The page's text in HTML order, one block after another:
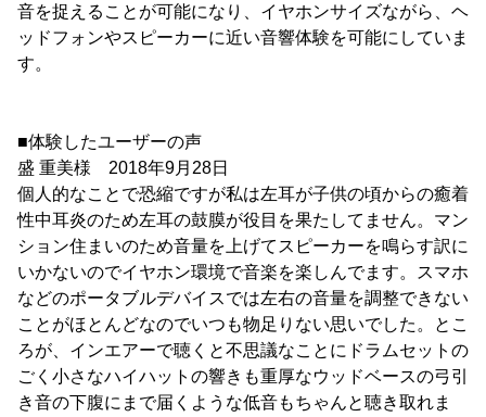
音を捉えることが可能になり、イヤホンサイズながら、ヘ
ッドフォンやスピーカーに近い音響体験を可能にしていま
す。
■体験したユーザーの声
盛 重美様 2018年9月28日
個人的なことで恐縮ですが私は左耳が子供の頃からの癒着
性中耳炎のため左耳の鼓膜が役目を果たしてません。マン
ション住まいのため音量を上げてスピーカーを鳴らす訳に
いかないのでイヤホン環境で音楽を楽しんでます。スマホ
などのポータブルデバイスでは左右の音量を調整できない
ことがほとんどなのでいつも物足りない思いでした。とこ
ろが、インエアーで聴くと不思議なことにドラムセットの
ごく小さなハイハットの響きも重厚なウッドベースの弓引
き音の下腹にまで届くような低音もちゃんと聴き取れま